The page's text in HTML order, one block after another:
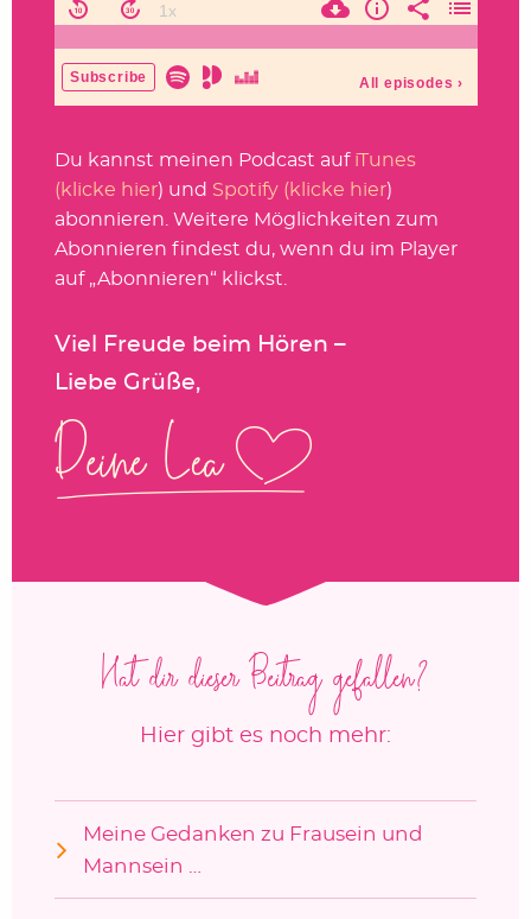
Du kannst meinen Podcast auf iTunes
(klicke hier) und Spotify (klicke hier)
abonnieren. Weitere Möglichkeiten zum
Abonnieren findest du, wenn du im Player
auf „Abonnieren“ klickst.
Viel Freude beim Hören –
Liebe Grüße,
Hat dir dieser Beitrag gefallen?
Hier gibt es noch mehr:
Meine Gedanken zu Frausein und
Mannsein …